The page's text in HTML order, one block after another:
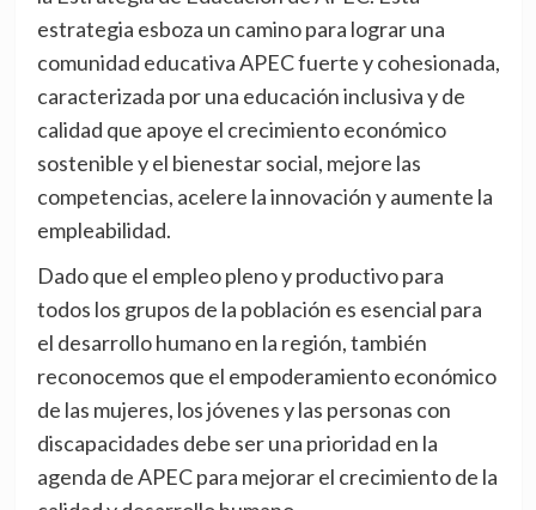
estrategia esboza un camino para lograr una
comunidad educativa APEC fuerte y cohesionada,
caracterizada por una educación inclusiva y de
calidad que apoye el crecimiento económico
sostenible y el bienestar social, mejore las
competencias, acelere la innovación y aumente la
empleabilidad.
Dado que el empleo pleno y productivo para
todos los grupos de la población es esencial para
el desarrollo humano en la región, también
reconocemos que el empoderamiento económico
de las mujeres, los jóvenes y las personas con
discapacidades debe ser una prioridad en la
agenda de APEC para mejorar el crecimiento de la